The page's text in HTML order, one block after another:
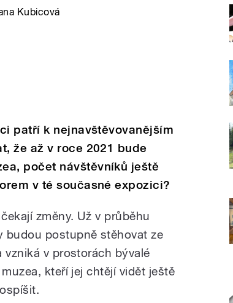
Kubicová
patří k nejnavštěvovanějším
že až v roce 2021 bude
počet návštěvníků ještě
v té současné expozici?
změny. Už v průběhu
budou postupně stěhovat ze
vzniká v prostorách bývalé
kteří jej chtějí vidět ještě